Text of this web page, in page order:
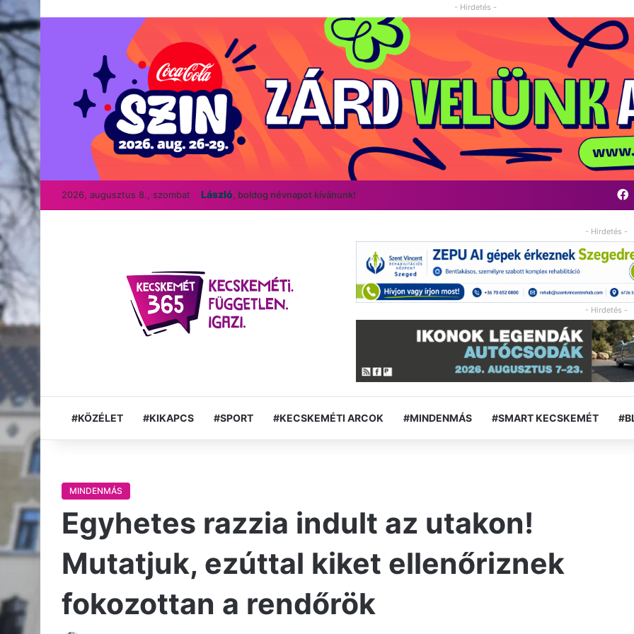
- Hirdetés -
2026, augusztus 8., szombat László, boldog névnapot kívánunk!
- Hirdetés -
- Hirdetés -
#KÖZÉLET #KIKAPCS #SPORT #KECSKEMÉTI ARCOK #MINDENMÁS #SMART KECSKEMÉT
MINDENMÁS
Egyhetes razzia indult az utakon!
Mutatjuk, ezúttal kiket ellenőriznek
fokozottan a rendőrök